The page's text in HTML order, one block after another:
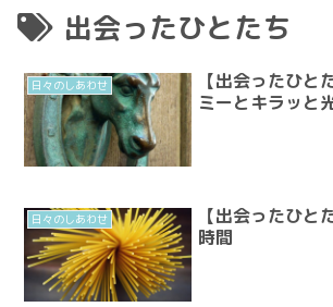
出会ったひとたち
日々のしあわせ
【出会ったひと
ミーとキラッと
日々のしあわせ
【出会ったひと
時間